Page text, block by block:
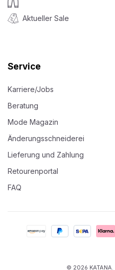
Aktueller Sale
Service
Karriere/Jobs
Beratung
Mode Magazin
Änderungsschneiderei
Lieferung und Zahlung
Retourenportal
FAQ
© 2026 KATANA.